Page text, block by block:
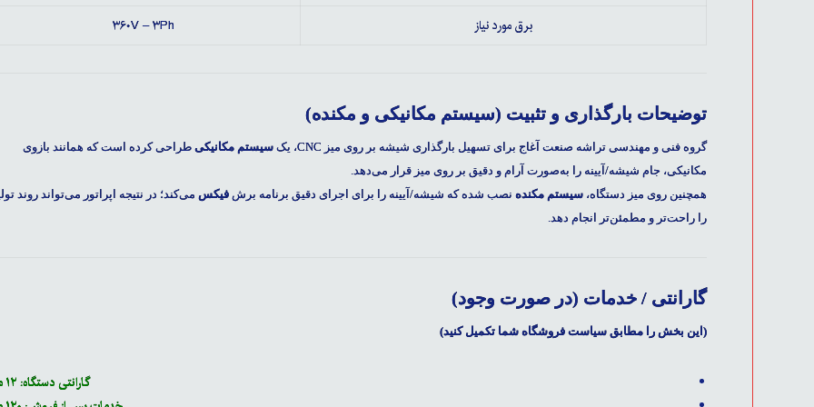
برق مورد نیاز ۳۶۰V – ۳Ph
توضیحات بارگذاری و تثبیت (سیستم مکانیکی و مکنده)
گروه فنی و مهندسی تراشه صنعت آغاج برای تسهیل بارگذاری شیشه بر روی میز CNC، یک سیستم مکانیکی طراحی کرده است که همانند بازوی
مکانیکی، جام شیشه/آیینه را به‌صورت آرام و دقیق بر روی میز قرار می‌دهد.
همچنین روی میز دستگاه،سیستم مکنده نصب شده که شیشه/آیینه را برای اجرای دقیق برنامه برشفیکس می‌کند؛ در نتیجه اپراتور می‌تواند روند
را راحت‌تر و مطمئن‌تر انجام دهد.
گارانتی / خدمات (در صورت وجود)
(این بخش را مطابق سیاست فروشگاه شما تکمیل کنید)
گارانتی دستگاه: ۱۲ ماه